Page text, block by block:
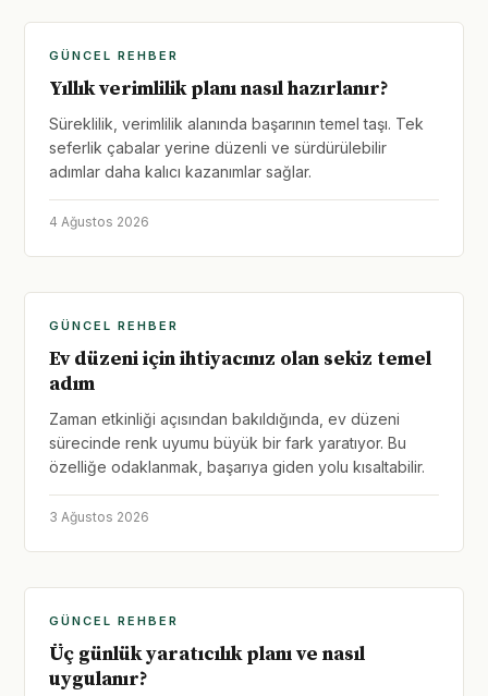
GÜNCEL REHBER
Yıllık verimlilik planı nasıl hazırlanır?
Süreklilik, verimlilik alanında başarının temel taşı. Tek
seferlik çabalar yerine düzenli ve sürdürülebilir
adımlar daha kalıcı kazanımlar sağlar.
4 Ağustos 2026
GÜNCEL REHBER
Ev düzeni için ihtiyacınız olan sekiz temel
adım
Zaman etkinliği açısından bakıldığında, ev düzeni
sürecinde renk uyumu büyük bir fark yaratıyor. Bu
özelliğe odaklanmak, başarıya giden yolu kısaltabilir.
3 Ağustos 2026
GÜNCEL REHBER
Üç günlük yaratıcılık planı ve nasıl
uygulanır?